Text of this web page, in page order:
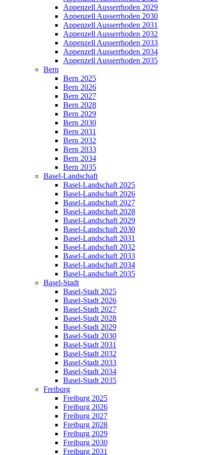
Appenzell Ausserrhoden 2029
Appenzell Ausserrhoden 2030
Appenzell Ausserrhoden 2031
Appenzell Ausserrhoden 2032
Appenzell Ausserrhoden 2033
Appenzell Ausserrhoden 2034
Appenzell Ausserrhoden 2035
Bern
Bern 2025
Bern 2026
Bern 2027
Bern 2028
Bern 2029
Bern 2030
Bern 2031
Bern 2032
Bern 2033
Bern 2034
Bern 2035
Basel-Landschaft
Basel-Landschaft 2025
Basel-Landschaft 2026
Basel-Landschaft 2027
Basel-Landschaft 2028
Basel-Landschaft 2029
Basel-Landschaft 2030
Basel-Landschaft 2031
Basel-Landschaft 2032
Basel-Landschaft 2033
Basel-Landschaft 2034
Basel-Landschaft 2035
Basel-Stadt
Basel-Stadt 2025
Basel-Stadt 2026
Basel-Stadt 2027
Basel-Stadt 2028
Basel-Stadt 2029
Basel-Stadt 2030
Basel-Stadt 2031
Basel-Stadt 2032
Basel-Stadt 2033
Basel-Stadt 2034
Basel-Stadt 2035
Freiburg
Freiburg 2025
Freiburg 2026
Freiburg 2027
Freiburg 2028
Freiburg 2029
Freiburg 2030
Freiburg 2031